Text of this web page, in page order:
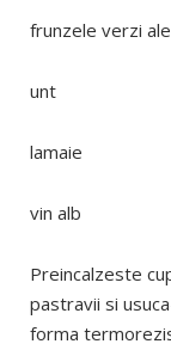
frunzele verzi
unt
lamaie
vin alb
Preincalzeste
pastravii si
forma